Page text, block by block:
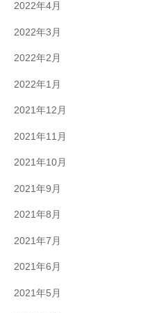
2022年4月
2022年3月
2022年2月
2022年1月
2021年12月
2021年11月
2021年10月
2021年9月
2021年8月
2021年7月
2021年6月
2021年5月